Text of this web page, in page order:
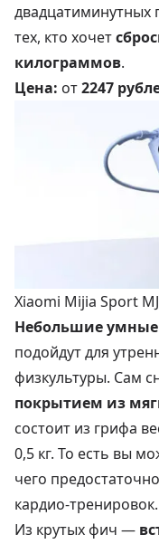
тех, кто хочет
килограммов.
Цена: от2247
Xiaomi Mijia Sport
Небольшие умные
подойдут для
физкультуры. Сам
покрытием из
состоит из грифа
0,5 кг. То есть вы
чего
кардио-тренировок.
Из крутых фич —